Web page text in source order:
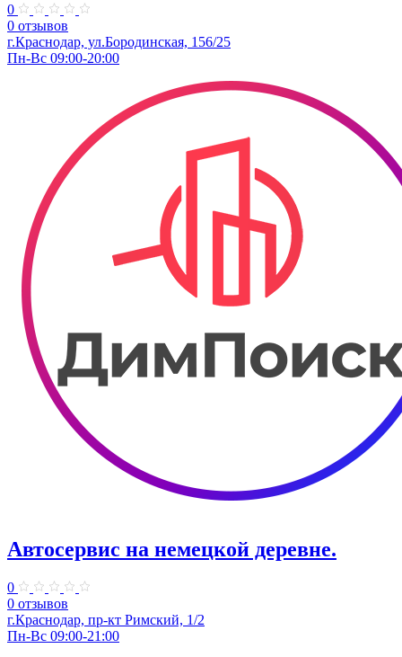
0
0 отзывов
г.Краснодар, ул.Бородинская, 156/25
Пн-Вс 09:00-20:00
Автосервис на немецкой деревне.
0
0 отзывов
г.Краснодар, пр-кт Римский, 1/2
Пн-Вс 09:00-21:00